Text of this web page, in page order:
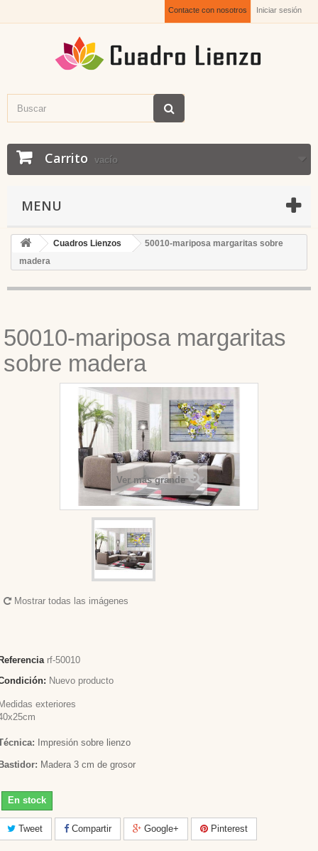
Iniciar sesión
Contacte con nosotros
Carrito vacío
MENU
Cuadros Lienzos
50010-mariposa margaritas sobre
madera
50010-mariposa margaritas
sobre madera
Ver más grande
Mostrar todas las imágenes
rf-50010
Nuevo producto
exteriores
Impresión sobre lienzo
Madera 3 cm de grosor
En stock
Tweet Compartir Google+ Pinterest